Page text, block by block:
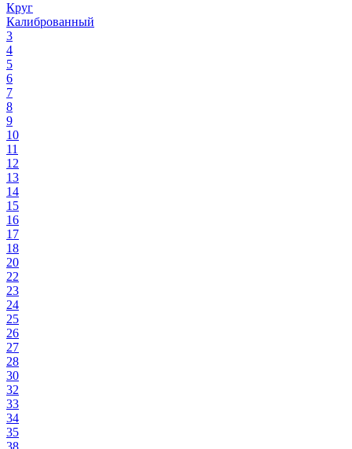
Круг
Калиброванный
3
4
5
6
7
8
9
10
11
12
13
14
15
16
17
18
20
22
23
24
25
26
27
28
30
32
33
34
35
38